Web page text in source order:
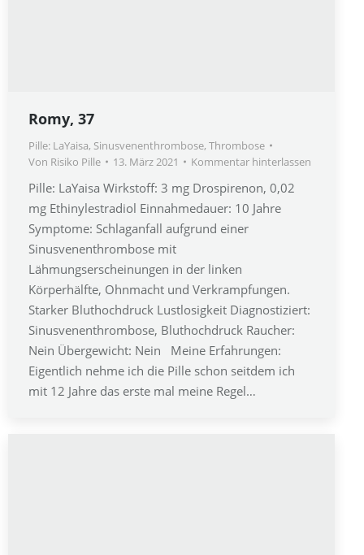
Romy, 37
Pille: LaYaisa, Sinusvenenthrombose, Thrombose
Von Risiko Pille 13. März 2021 Kommentar hinterlassen
Pille: LaYaisa Wirkstoff: 3 mg Drospirenon, 0,02
mg Ethinylestradiol Einnahmedauer: 10 Jahre
Symptome: Schlaganfall aufgrund einer
Sinusvenenthrombose mit
Lähmungserscheinungen in der linken
Körperhälfte, Ohnmacht und Verkrampfungen.
Starker Bluthochdruck Lustlosigkeit Diagnostiziert:
Sinusvenenthrombose, Bluthochdruck Raucher:
Nein Übergewicht: Nein Meine Erfahrungen:
Eigentlich nehme ich die Pille schon seitdem ich
mit 12 Jahre das erste mal meine Regel…